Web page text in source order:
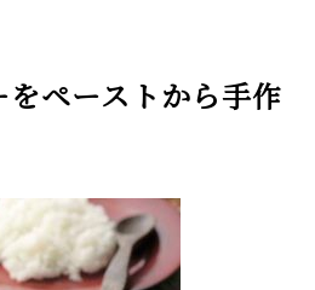
ペーストから手作